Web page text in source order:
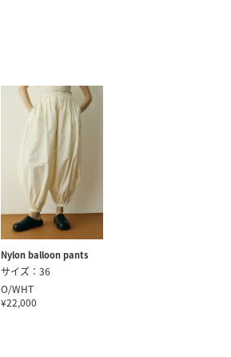
Nylon balloon pants
サイズ：36
O/WHT
¥22,000